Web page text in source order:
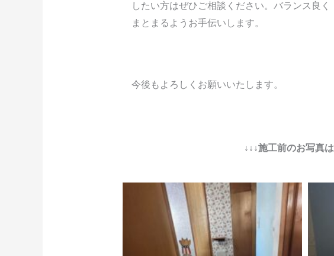
したい方はぜひご相談ください。バランス良く
まとまるようお手伝いします。
今後もよろしくお願いいたします。
↓↓↓施工前のお写真は